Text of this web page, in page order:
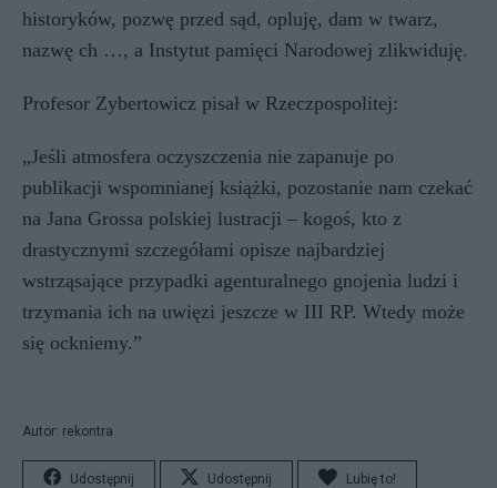
historyków, pozwę przed sąd, opluję, dam w twarz,
nazwę ch …, a Instytut pamięci Narodowej zlikwiduję.
Profesor Zybertowicz pisał w Rzeczpospolitej:
„Jeśli atmosfera oczyszczenia nie zapanuje po
publikacji wspomnianej książki, pozostanie nam czekać
na Jana Grossa polskiej lustracji – kogoś, kto z
drastycznymi szczegółami opisze najbardziej
wstrząsające przypadki agenturalnego gnojenia ludzi i
trzymania ich na uwięzi jeszcze w III RP. Wtedy może
się ockniemy.”
Autor: rekontra
Udostępnij Udostępnij Lubię to!